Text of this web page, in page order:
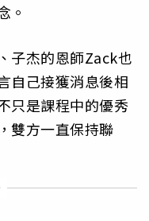
。
子杰的恩師Zack也
自己接獲消息後相
只是課程中的優秀
雙方一直保持聯